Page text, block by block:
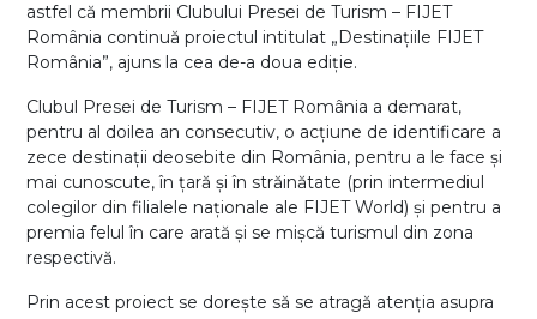
astfel că membrii Clubului Presei de Turism – FIJET
România continuă proiectul intitulat „Destinațiile FIJET
România”, ajuns la cea de-a doua ediție.
Clubul Presei de Turism – FIJET România a demarat,
pentru al doilea an consecutiv, o acțiune de identificare a
zece destinații deosebite din România, pentru a le face și
mai cunoscute, în țară și în străinătate (prin intermediul
colegilor din filialele naționale ale FIJET World) și pentru a
premia felul în care arată și se mișcă turismul din zona
respectivă.
Prin acest proiect se dorește să se atragă atenția asupra